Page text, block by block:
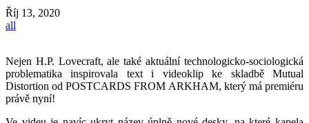
Říj 13, 2020
all
Nejen H.P. Lovecraft, ale také aktuální technologicko-sociologická
problematika inspirovala text i videoklip ke skladbě Mutual
Distortion od POSTCARDS FROM ARKHAM, který má premiéru
právě nyní!